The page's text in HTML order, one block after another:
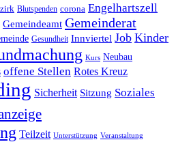
Blutspenden corona Engelhartszell
Gemeindeamt Gemeinderat
Gesundheit Innviertel Job Kinder
Kurs Neubau
offene Stellen Rotes Kreuz
Sicherheit Sitzung Soziales
Teilzeit Unterstützung Veranstaltung